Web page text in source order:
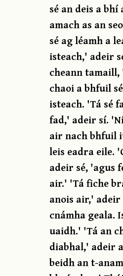
sé an deis a
amach as an
sé ag léamh a
isteach,' adeir
cheann tamaill,
chaoi a bhfuil
isteach. 'Tá sé
fad,' adeir sí.
air nach bhfuil
leis eadra eile.
adeir sé, 'agus
air.' 'Tá fiche
anois air,'
cnámha geala.
uaidh.' 'Tá an
diabhal,' adeir
beidh an t-